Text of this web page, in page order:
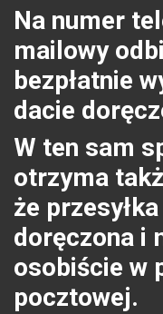
Na numer
mailowy
bezpłatnie
dacie
W ten sam
otrzyma
że
doręczona i
osobiście w
pocztowej.